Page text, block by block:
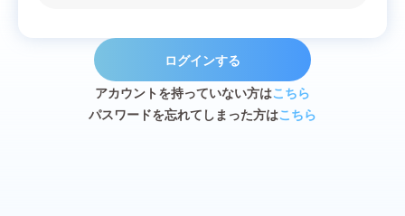
ログインする
アカウントを持っていない方はこちら
パスワードを忘れてしまった方はこちら